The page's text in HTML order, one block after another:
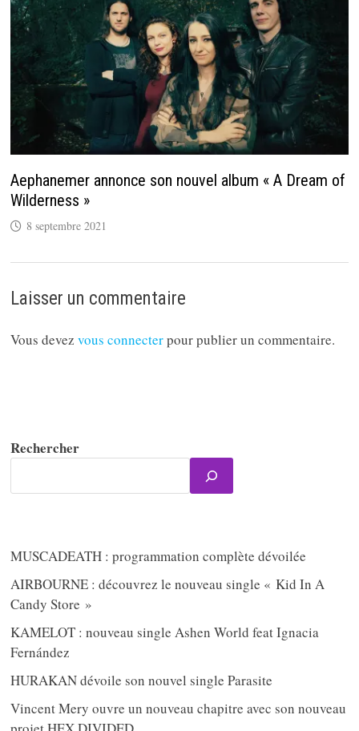
Aephanemer annonce son nouvel album « A Dream of
Wilderness »
8 septembre 2021
Laisser un commentaire
Vous devezvous connecterpour publier un commentaire.
Rechercher
MUSCADEATH : programmation complète dévoilée
AIRBOURNE : découvrez le nouveau single « Kid In A
Candy Store »
KAMELOT : nouveau single Ashen World feat Ignacia
Fernández
HURAKAN dévoile son nouvel single Parasite
Vincent Mery ouvre un nouveau chapitre avec son nouveau